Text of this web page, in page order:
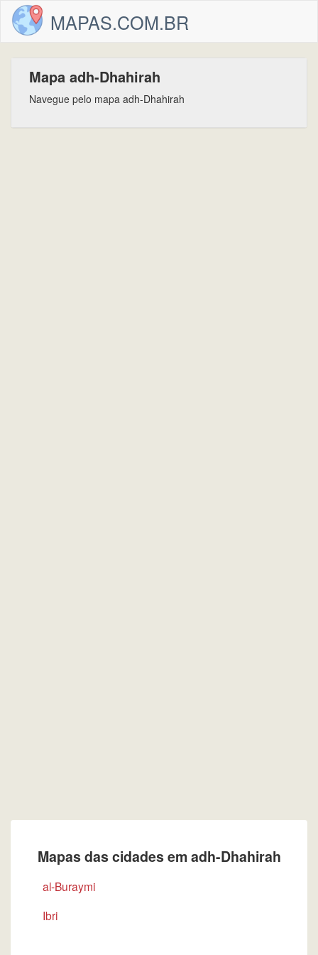
MAPAS.COM.BR
Mapa adh-Dhahirah
Navegue pelo mapa adh-Dhahirah
Mapas das cidades em adh-Dhahirah
al-Buraymi
Ibri